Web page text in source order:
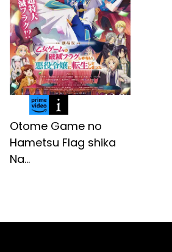
Otome Game no
Hametsu Flag shika
Na...